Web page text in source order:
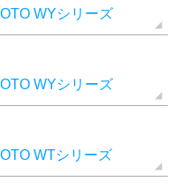
WYシリーズ
WYシリーズ
WTシリーズ